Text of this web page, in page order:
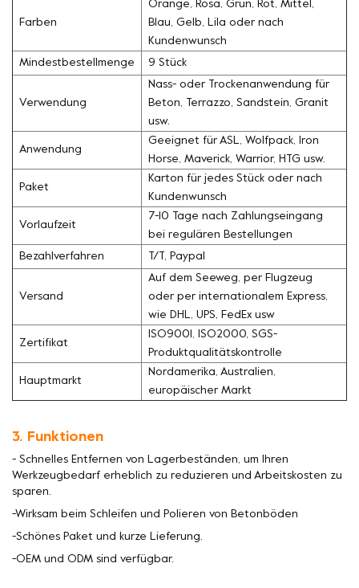
Farben
Orange, Rosa, Grün, Rot, Mittel,
Blau, Gelb, Lila oder nach
Kundenwunsch
Mindestbestellmenge 9 Stück
Verwendung
Nass- oder Trockenanwendung für
Beton, Terrazzo, Sandstein, Granit
usw.
Anwendung
Geeignet für ASL, Wolfpack, Iron
Horse, Maverick, Warrior, HTG usw.
Paket
Karton für jedes Stück oder nach
Kundenwunsch
Vorlaufzeit
7-10 Tage nach Zahlungseingang
bei regulären Bestellungen
Bezahlverfahren T/T, Paypal
Versand
Auf dem Seeweg, per Flugzeug
oder per internationalem Express,
wie DHL, UPS, FedEx usw
Zertifikat
ISO9001, ISO2000, SGS-
Produktqualitätskontrolle
Hauptmarkt
Nordamerika, Australien,
europäischer Markt
3. Funktionen
- Schnelles Entfernen von Lagerbeständen, um Ihren
Werkzeugbedarf erheblich zu reduzieren und Arbeitskosten zu
sparen.
-Wirksam beim Schleifen und Polieren von Betonböden
-Schönes Paket und kurze Lieferung.
-OEM und ODM sind verfügbar.